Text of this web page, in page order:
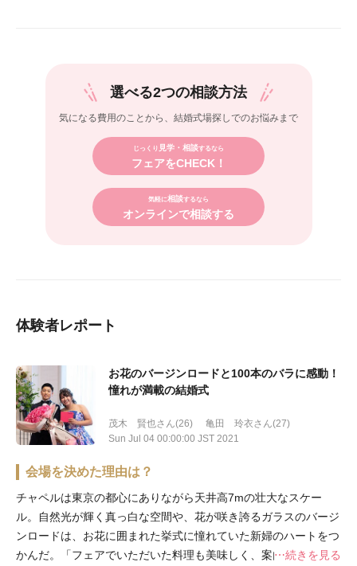
選べる2つの相談方法
気になる費用のことから、 結婚式場探しでのお悩みまで
じっくり 見学・相談するなら
フェアをCHECK！
気軽に相談するなら
オンラインで相談する
体験者レポート
お花のバージンロードと100本のバラに感動！
憧れが満載の結婚式
茂木 賢也さん(26)
亀田 玲衣さん(27)
Sun Jul 04 00:00:00 JST 2021
会場を決めた理由は？
チャペルは東京の都心にありながら天井高7mの壮大なスケー
ル。自然光が輝く真っ白な空間や、花が咲き誇るガラスのバージ
ンロードは、お花に囲まれた挙式に憧れていた新婦のハートをつ
かんだ。「フェアでいただいた料理も美味しく、案内してくだ
続きを見る